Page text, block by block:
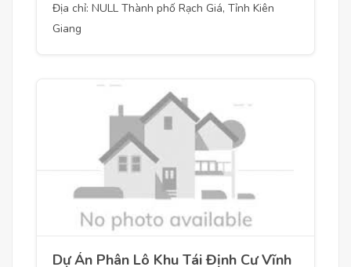
Địa chỉ: NULL Thành phố Rạch Giá, Tỉnh Kiên
Giang
Dự Án Phân Lô Khu Tái Định Cư Vĩnh